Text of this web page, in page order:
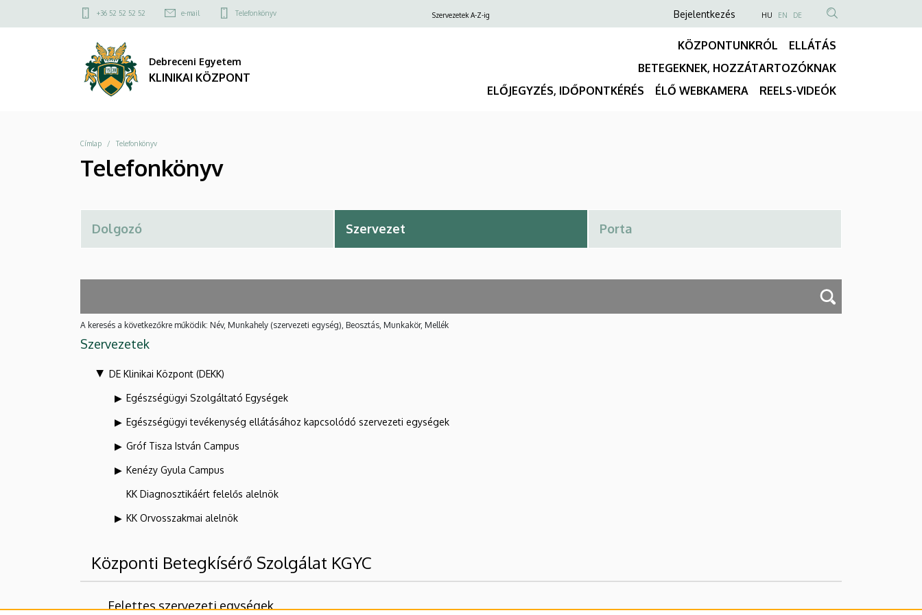
Telefonkönyv
KLINIKAI
KÖZPONT
a
Felső
menü
+36 52 52 52 52 e-mail Telefonkönyv Szervezetek A-Z-ig
Anonim
fiók
menüje
Bejelentkezés NYELVVÁLASZTÓ
HU EN DE
TARTALOM
KERESÉSE
Debreceni Egyetem
KLINIKAI KÖZPONT
KÖZPONTUNKRÓL
ELLÁTÁS
BETEGEKNEK, HOZZÁTARTOZÓKNAK
ELŐJEGYZÉS, IDŐPONTKÉRÉS
ÉLŐ WEBKAMERA REELS-VIDEÓK
Morzsa
Címlap Telefonkönyv
Telefonkönyv
A keresés a következőkre működik: Név, Munkahely (szervezeti egység), Beosztás, Munkakör, Mellék
Szervezetek
DE Klinikai Központ (DEKK)
Egészségügyi Szolgáltató Egységek
Egészségügyi tevékenység ellátásához kapcsolódó szervezeti egységek
Gróf Tisza István Campus
Kenézy Gyula Campus
KK Diagnosztikáért felelős alelnök
KK Orvosszakmai alelnök
Központi Betegkísérő Szolgálat KGYC
Felettes szervezeti egységek